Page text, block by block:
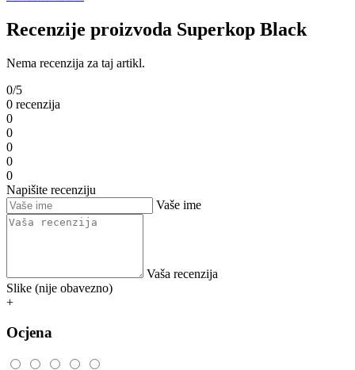
Recenzije proizvoda Superkop Black
Nema recenzija za taj artikl.
0/5
0 recenzija
0
0
0
0
0
Napišite recenziju
Vaše ime
Vaša recenzija
Slike (nije obavezno)
+
Ocjena